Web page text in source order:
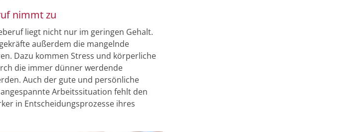
nimmt zu
liegt nicht nur im geringen Gehalt.
außerdem die mangelnde
Dazu kommen Stress und körperliche
die immer dünner werdende
Auch der gute und persönliche
Arbeitssituation fehlt den
in Entscheidungsprozesse ihres